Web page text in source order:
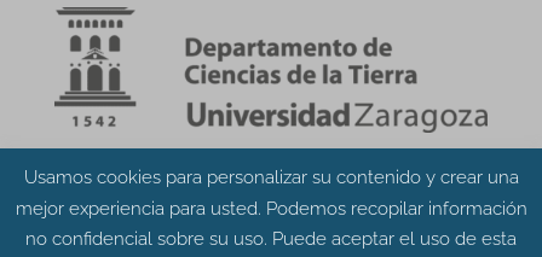
Aviso Legal
Política de Privacidad
Usamos cookies para personalizar su contenido y crear una
mejor experiencia para usted. Podemos recopilar información
no confidencial sobre su uso. Puede aceptar el uso de esta